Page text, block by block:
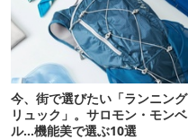
今、街で選びたい「ランニング
リュック」。サロモン・モンベ
ル…機能美で選ぶ10選